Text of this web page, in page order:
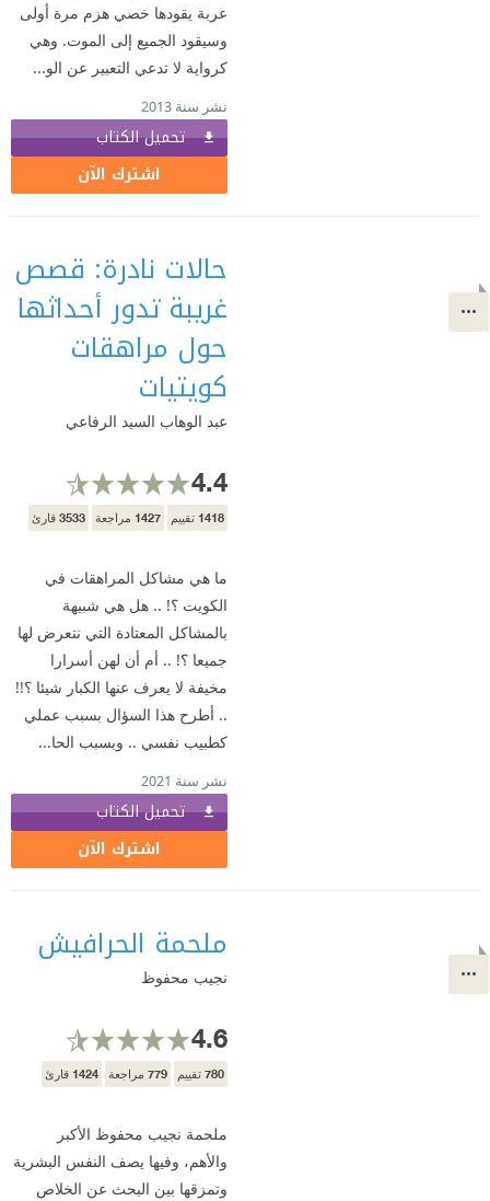
عربة يقودها خصي هزم مرة أولى
وسيقود الجميع إلى الموت. وهي
كرواية لا تدعي التعبير عن الو...
نشر سنة 2013
تحميل الكتاب
اشترك الآن
حالات نادرة: قصص
غريبة تدور أحداثها
حول مراهقات
كويتيات
عبد الوهاب السيد الرفاعي
4.4
1418 تقييم 1427 مراجعة 3533 قارئ
ما هي مشاكل المراهقات في
الكويت ؟! .. هل هي شبيهة
بالمشاكل المعتادة التي نتعرض لها
جميعا ؟! .. أم أن لهن أسرارا
مخيفة لا يعرف عنها الكبار شيئا ؟!!
.. أطرح هذا السؤال بسبب عملي
كطبيب نفسي .. وبسبب الحا...
نشر سنة 2021
تحميل الكتاب
اشترك الآن
ملحمة الحرافيش
نجيب محفوظ
4.6
780 تقييم 779 مراجعة 1424 قارئ
ملحمة نجيب محفوظ الأكبر
والأهم، وفيها يصف النفس البشرية
وتمزقها بين البحث عن الخلاص